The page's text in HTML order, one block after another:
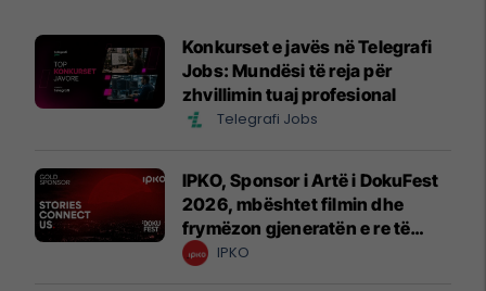
Konkurset e javës në Telegrafi
Jobs: Mundësi të reja për
zhvillimin tuaj profesional
Telegrafi Jobs
IPKO, Sponsor i Artë i DokuFest
2026, mbështet filmin dhe
frymëzon gjeneratën e re të
krijuesve
IPKO